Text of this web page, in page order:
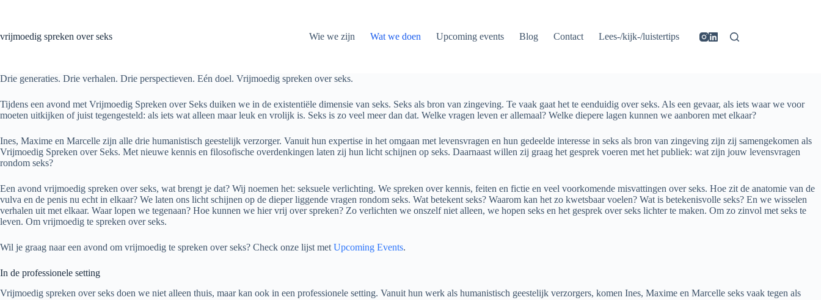
inhoud
vrijmoedig spreken over seks Wie we zijn Wat we doen Upcoming events Blog Contact Lees-/kijk-/luistertips
Drie generaties. Drie verhalen. Drie perspectieven. Eén doel. Vrijmoedig spreken over seks.
Tijdens een avond met Vrijmoedig Spreken over Seks duiken we in de existentiële dimensie van seks. Seks als bron van zingeving. Te vaak gaat het te eenduidig over seks. Als een gevaar, als iets waar we voor
moeten uitkijken of juist tegengesteld: als iets wat alleen maar leuk en vrolijk is. Seks is zo veel meer dan dat. Welke vragen leven er allemaal? Welke diepere lagen kunnen we aanboren met elkaar?
Ines, Maxime en Marcelle zijn alle drie humanistisch geestelijk verzorger. Vanuit hun expertise in het omgaan met levensvragen en hun gedeelde interesse in seks als bron van zingeving zijn zij samengekomen als
Vrijmoedig Spreken over Seks. Met nieuwe kennis en filosofische overdenkingen laten zij hun licht schijnen op seks. Daarnaast willen zij graag het gesprek voeren met het publiek: wat zijn jouw levensvragen
rondom seks?
Een avond vrijmoedig spreken over seks, wat brengt je dat? Wij noemen het: seksuele verlichting. We spreken over kennis, feiten en fictie en veel voorkomende misvattingen over seks. Hoe zit de anatomie van de
vulva en de penis nu echt in elkaar? We laten ons licht schijnen op de dieper liggende vragen rondom seks. Wat betekent seks? Waarom kan het zo kwetsbaar voelen? Wat is betekenisvolle seks? En we wisselen
verhalen uit met elkaar. Waar lopen we tegenaan? Hoe kunnen we hier vrij over spreken? Zo verlichten we onszelf niet alleen, we hopen seks en het gesprek over seks lichter te maken. Om zo zinvol met seks te
leven. Om vrijmoedig te spreken over seks.
Wil je graag naar een avond om vrijmoedig te spreken over seks? Check onze lijst met Upcoming Events.
In de professionele setting
Vrijmoedig spreken over seks doen we niet alleen thuis, maar kan ook in een professionele setting. Vanuit hun werk als humanistisch geestelijk verzorgers, komen Ines, Maxime en Marcelle seks vaak tegen als